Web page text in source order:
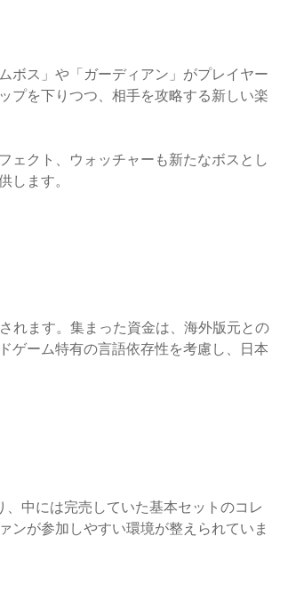
ボス」や「ガーディアン」がプレイヤー
プを下りつつ、相手を攻略する新しい楽
ェクト、ウォッチャーも新たなボスとし
します。
れます。集まった資金は、海外版元との
ゲーム特有の言語依存性を考慮し、日本
中には完売していた基本セットのコレ
ンが参加しやすい環境が整えられていま